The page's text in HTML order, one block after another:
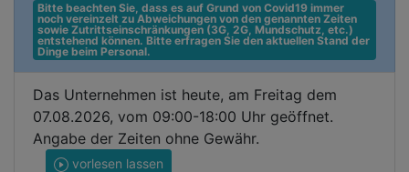
Bitte beachten Sie, dass es auf Grund von Covid19 immer
noch vereinzelt zu Abweichungen von den genannten Zeiten
sowie Zutrittseinschränkungen (3G, 2G, Mundschutz, etc.)
entstehend können. Bitte erfragen Sie den aktuellen Stand der
Dinge beim Personal.
Das Unternehmen ist heute, am Freitag dem
07.08.2026, vom 09:00-18:00 Uhr geöffnet.
Angabe der Zeiten ohne Gewähr.
vorlesen lassen